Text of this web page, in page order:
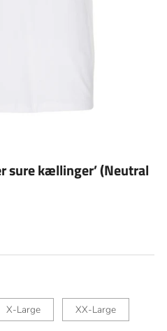
sure kællinger’ (Neutral
X-Large XX-Large